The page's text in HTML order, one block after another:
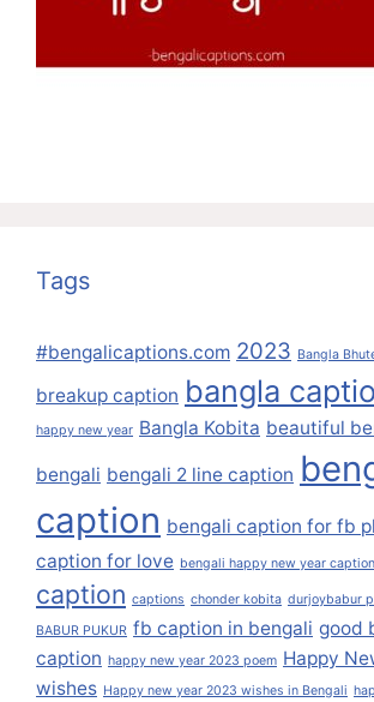
Tags
#bengalicaptions.com 2023 Bangla
breakup caption bangla
happy new year Bangla Kobita beautiful
bengali bengali 2 line caption
caption bengali caption for fb
caption for love bengali happy new year caption
caption captions chonder kobita durjoybabur
BABUR PUKUR fb caption in bengali good
caption happy new year 2023 poem Happy
wishes Happy new year 2023 wishes in Bengali